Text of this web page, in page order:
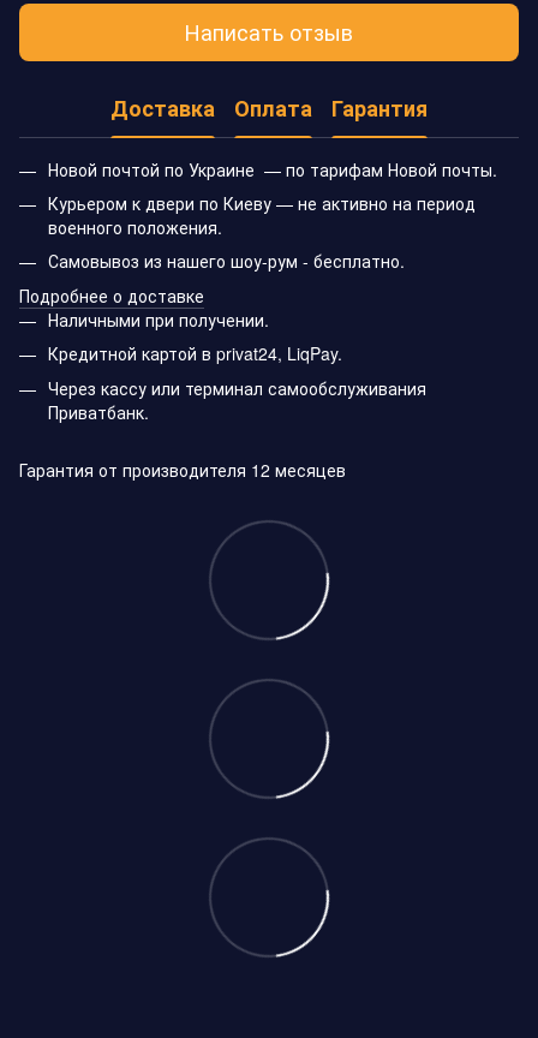
Написать отзыв
Доставка Оплата Гарантия
Новой почтой по Украине — по тарифам Новой почты.
Курьером к двери по Киеву — не активно на период
военного положения.
Самовывоз из нашего шоу-рум - бесплатно.
Подробнее о доставке
Наличными при получении.
Кредитной картой в privat24, LiqPay.
Через кассу или терминал самообслуживания
Приватбанк.
Гарантия от производителя 12 месяцев